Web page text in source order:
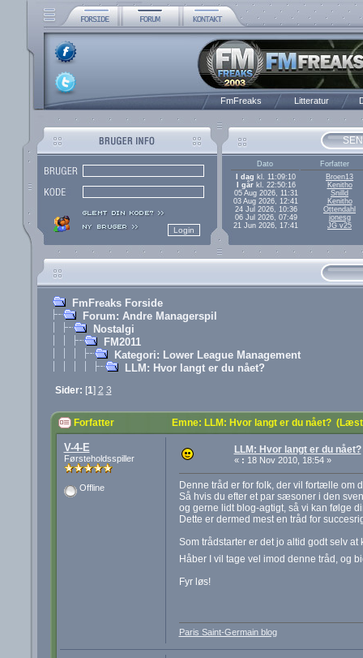
FmFreaks Litteratur
Dato
Forfatter
I dag kl. 11:09:10
Broen13
I gårkl. 22:50:16
Kenitho
05 Aug 2026, 11:31
Snilld
03 Aug 2026, 12:41
Kenitho
24 Jul 2026, 10:36
Ottendahl
06 Jul 2026, 07:49
jonesg
21 Jun 2026, 17:41
JG v25
FmFreaks Forside
Forum: Andre Managerspil
Nostalgi
FM2011
Kategori: Lower League Management
LLM: Hvor langt er du nået?
Sider: [1] 2 3
Forfatter Emne: LLM: Hvor langt er du nået?
V-4-E
Førsteholdsspiller
Offline
LLM: Hvor langt er du nået?
« : 18 Nov 2010, 18:54 »
Denne tråd er for folk, der vil fortælle om
Så hvis du efter et par sæsoner i den
og gerne lidt blog-agtigt, så vi kan følge
Dette er dermed mest en tråd for
Som trådstarter er det jo altid godt selv
Håber I vil tage vel imod denne tråd, og
Fyr løs!
Paris Saint-Germain blog